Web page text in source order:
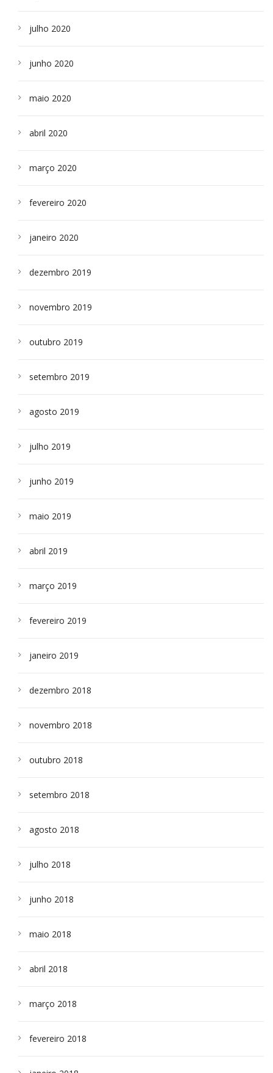
julho 2020
junho 2020
maio 2020
abril 2020
março 2020
fevereiro 2020
janeiro 2020
dezembro 2019
novembro 2019
outubro 2019
setembro 2019
agosto 2019
julho 2019
junho 2019
maio 2019
abril 2019
março 2019
fevereiro 2019
janeiro 2019
dezembro 2018
novembro 2018
outubro 2018
setembro 2018
agosto 2018
julho 2018
junho 2018
maio 2018
abril 2018
março 2018
fevereiro 2018